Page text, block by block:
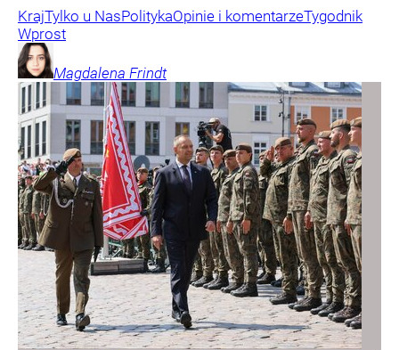
KrajTylko u NasPolitykaOpinie i komentarzeTygodnik
Wprost
Magdalena Frindt